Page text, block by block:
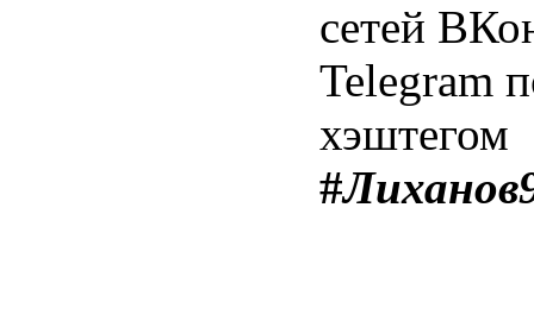
сетей
Telegram
хэштегом
#